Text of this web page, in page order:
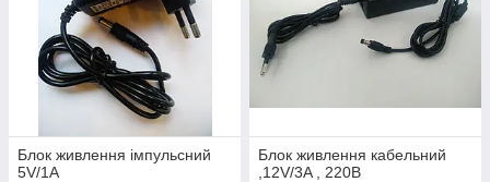
Блок живлення імпульсний
5V/1A
Блок живлення кабельний
,12V/3A , 220В